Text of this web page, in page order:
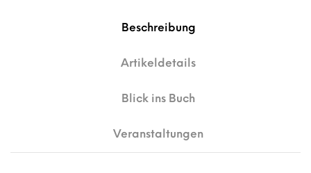
Beschreibung
Artikeldetails
Blick ins Buch
Veranstaltungen